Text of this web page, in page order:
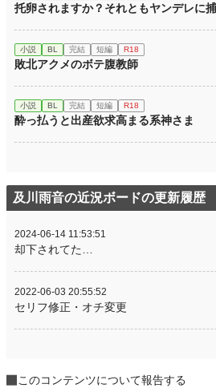
托卵されますか？それともヤンデレに
小説 BL 完結 短編 R18
敗北アクメのボテ腹教師
小説 BL 完結 短編 R18
酔っ払うと出産欲求高まる系神さま
及川雨音の近況ボードの更新履歴
2024-06-14 11:53:51
却下されてた…
2022-06-03 20:55:52
セリフ修正・オチ変更
このコンテンツについて報告する